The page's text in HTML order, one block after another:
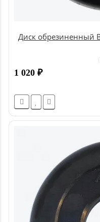
Диск обрезиненный
1 020 ₽